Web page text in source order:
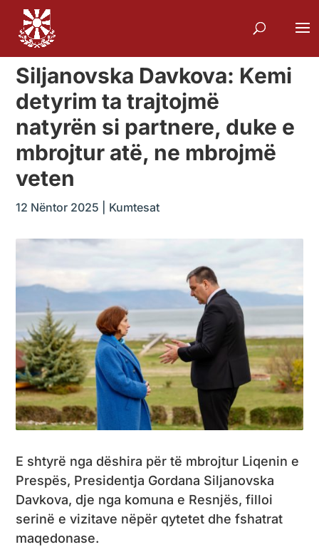
Siljanovska Davkova: Kemi
detyrim ta trajtojmë
natyrën si partnere, duke e
mbrojtur atë, ne mbrojmë
veten
12 Nëntor 2025 Kumtesat
E shtyrë nga dëshira për të mbrojtur Liqenin e
Prespës, Presidentja Gordana Siljanovska
Davkova, dje nga komuna e Resnjës, filloi
serinë e vizitave nëpër qytetet dhe fshatrat
maqedonase.